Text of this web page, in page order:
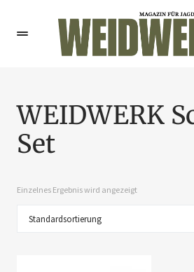
WEIDWERK
Set
Einzelnes Ergebnis wird angezeigt